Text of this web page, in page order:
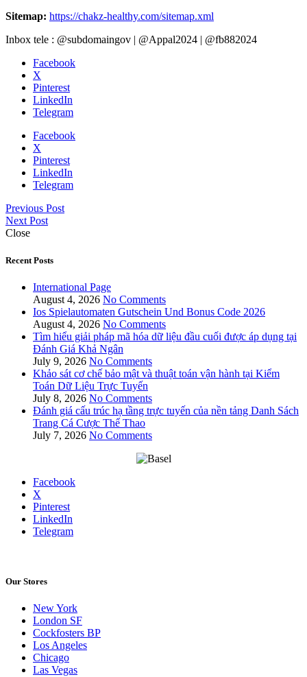
Sitemap: https://chakz-healthy.com/sitemap.xml
Inbox tele : @subdomaingov | @Appal2024 | @fb882024
Facebook
X
Pinterest
LinkedIn
Telegram
Facebook
X
Pinterest
LinkedIn
Telegram
Previous Post
Next Post
Close
Recent Posts
International Page
August 4, 2026 No Comments
Ios Spielautomaten Gutschein Und Bonus Code 2026
August 4, 2026 No Comments
Tìm hiểu giải pháp mã hóa dữ liệu đầu cuối được áp dụng tại
Đánh Giá Khả Ngân
July 9, 2026 No Comments
Khảo sát cơ chế bảo mật và thuật toán vận hành tại Kiểm
Toán Dữ Liệu Trực Tuyến
July 8, 2026 No Comments
Đánh giá cấu trúc hạ tầng trực tuyến của nền tảng Danh Sách
Trang Cá Cược Thể Thao
July 7, 2026 No Comments
Facebook
X
Pinterest
LinkedIn
Telegram
Our Stores
New York
London SF
Cockfosters BP
Los Angeles
Chicago
Las Vegas